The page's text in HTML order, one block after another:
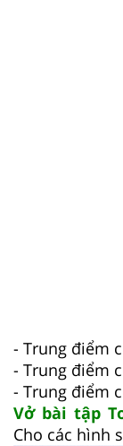
- Trung điểm
- Trung điểm
- Trung điểm
Vở bài tập
Cho các hình